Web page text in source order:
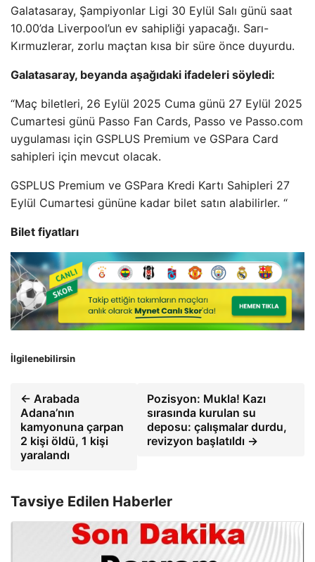
Galatasaray, Şampiyonlar Ligi 30 Eylül Salı günü saat
10.00’da Liverpool’un ev sahipliği yapacağı. Sarı-
Kırmuzlerar, zorlu maçtan kısa bir süre önce duyurdu.
Galatasaray, beyanda aşağıdaki ifadeleri söyledi:
“Maç biletleri, 26 Eylül 2025 Cuma günü 27 Eylül 2025
Cumartesi günü Passo Fan Cards, Passo ve Passo.com
uygulaması için GSPLUS Premium ve GSPara Card
sahipleri için mevcut olacak.
GSPLUS Premium ve GSPara Kredi Kartı Sahipleri 27
Eylül Cumartesi gününe kadar bilet satın alabilirler. “
Bilet fiyatları
İlgilenebilirsin
← Arabada
Adana’nın
kamyonuna çarpan
2 kişi öldü, 1 kişi
yaralandı
Pozisyon: Mukla! Kazı
sırasında kurulan su
deposu: çalışmalar durdu,
revizyon başlatıldı →
Tavsiye Edilen Haberler